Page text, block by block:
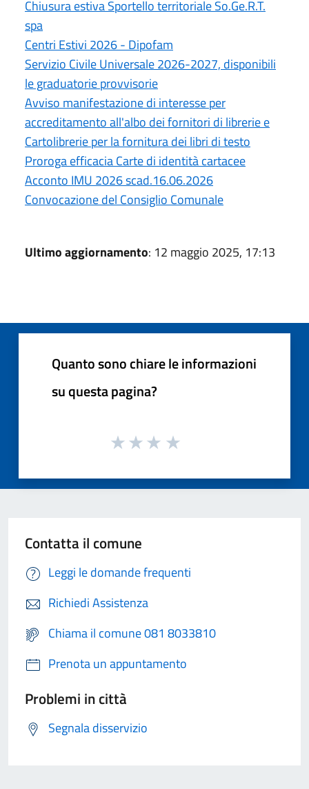
Chiusura estiva Sportello territoriale So.Ge.R.T.
spa
Centri Estivi 2026 - Dipofam
Servizio Civile Universale 2026-2027, disponibili
le graduatorie provvisorie
Avviso manifestazione di interesse per
accreditamento all'albo dei fornitori di librerie e
Cartolibrerie per la fornitura dei libri di testo
Proroga efficacia Carte di identità cartacee
Acconto IMU 2026 scad.16.06.2026
Convocazione del Consiglio Comunale
Ultimo aggiornamento: 12 maggio 2025, 17:13
Quanto sono chiare le informazioni
su questa pagina?
Contatta il comune
Leggi le domande frequenti
Richiedi Assistenza
Chiama il comune 081 8033810
Prenota un appuntamento
Problemi in città
Segnala disservizio